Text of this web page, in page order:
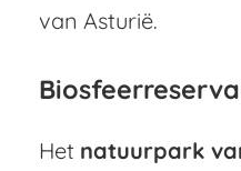
van Asturië.
Het natuurpark